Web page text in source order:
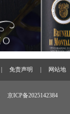
免责声明 网站地
京ICP备2025142384